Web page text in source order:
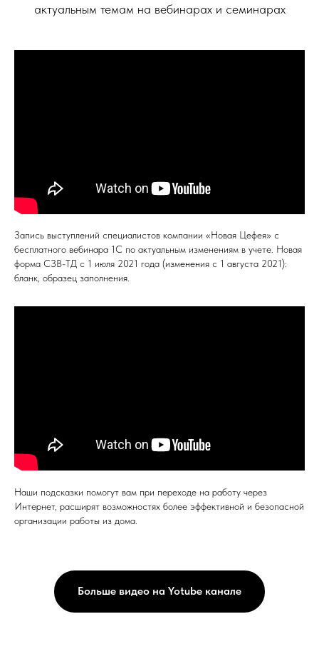
актуальным темам на вебинарах и семинарах
Запись выступлений специалистов компании «Новая Цефея» с
бесплатного вебинара 1С по актуальным изменениям в учете. Новая
форма СЗВ-ТД с 1 июля 2021 года (изменения с 1 августа 2021):
бланк, образец заполнения.
Наши подсказки помогут вам при переходе на работу через
Интернет, расширят возможностях более эффективной и безопасной
организации работы из дома.
Больше видео на Yotube канале